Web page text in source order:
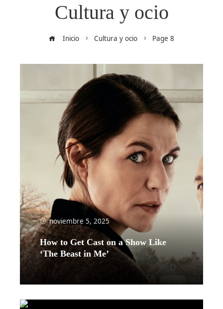
Cultura y ocio
Inicio Cultura y ocio Page 8
noviembre 5, 2025
How to Get Cast on a Show Like
‘The Beast in Me’
Leer más